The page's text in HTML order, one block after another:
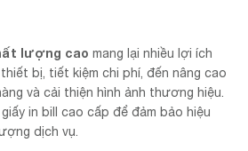
lượng cao mang lại nhiều lợi ích
bị, tiết kiệm chi phí, đến nâng cao
và cải thiện hình ảnh thương hiệu.
in bill cao cấp để đảm bảo hiệu
dịch vụ.